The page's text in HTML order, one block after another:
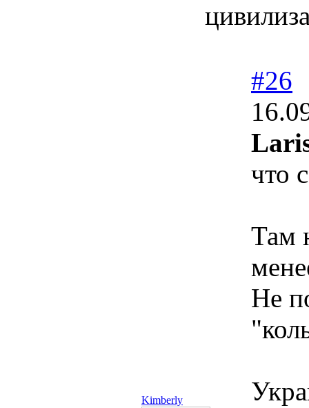
Kimberly
#26
что
Там
Не